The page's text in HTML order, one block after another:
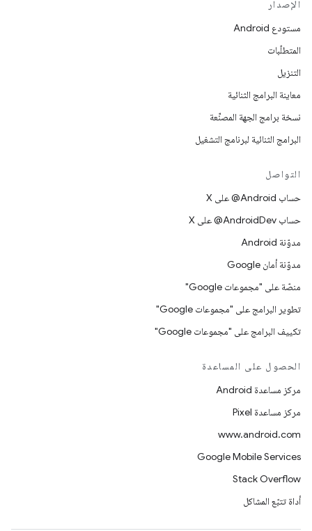
الإصدار
مستودع Android
المتطلّبات
التنزيل
معاينة البرامج الثنائية
نسخة برامج الجهة المصنِّعة
البرامج الثنائية لبرنامج التشغيل
التواصل
حساب ‎@Android على X
حساب ‎@AndroidDev على X
مدوّنة Android
مدوّنة أمان Google
منصّة على "مجموعات Google"
تطوير البرامج على "مجموعات Google"
تكييف البرامج على "مجموعات Google"
الحصول على المساعدة
مركز مساعدة Android
مركز مساعدة Pixel
www.android.com
Google Mobile Services
Stack Overflow
أداة تتبّع المشاكل